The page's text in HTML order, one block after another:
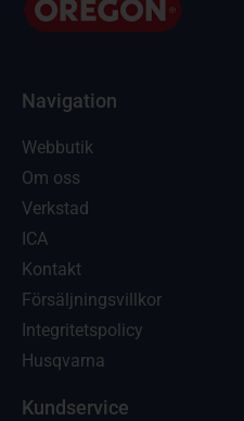
Navigation
Webbutik
Om oss
Verkstad
ICA
Kontakt
Försäljningsvillkor
Integritetspolicy
Husqvarna
Kundservice